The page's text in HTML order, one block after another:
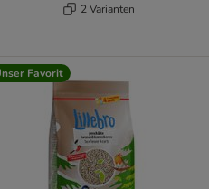
2 Varianten
Favorit